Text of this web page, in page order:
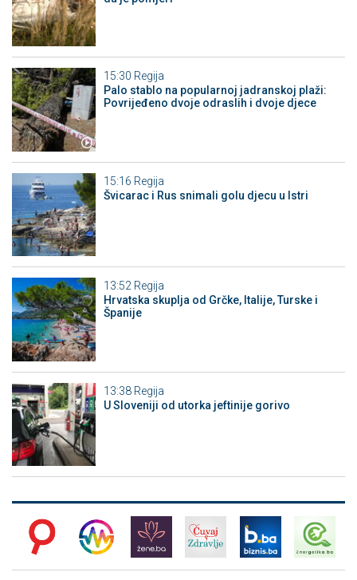
15:30 Regija
Palo stablo na popularnoj jadranskoj plaži:
Povrijeđeno dvoje odraslih i dvoje djece
15:16 Regija
Švicarac i Rus snimali golu djecu u Istri
13:52 Regija
Hrvatska skuplja od Grčke, Italije, Turske i
Španije
13:38 Regija
U Sloveniji od utorka jeftinije gorivo